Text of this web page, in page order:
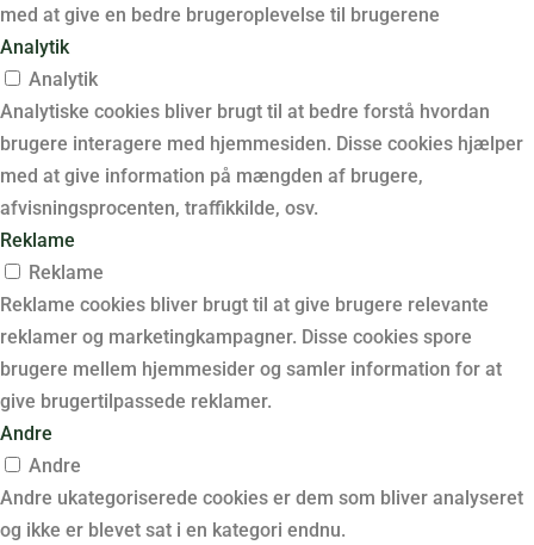
med at give en bedre brugeroplevelse til brugerene
Analytik
Analytik
Analytiske cookies bliver brugt til at bedre forstå hvordan
brugere interagere med hjemmesiden. Disse cookies hjælper
med at give information på mængden af brugere,
afvisningsprocenten, traffikkilde, osv.
Reklame
Reklame
Reklame cookies bliver brugt til at give brugere relevante
reklamer og marketingkampagner. Disse cookies spore
brugere mellem hjemmesider og samler information for at
give brugertilpassede reklamer.
Andre
Andre
Andre ukategoriserede cookies er dem som bliver analyseret
og ikke er blevet sat i en kategori endnu.